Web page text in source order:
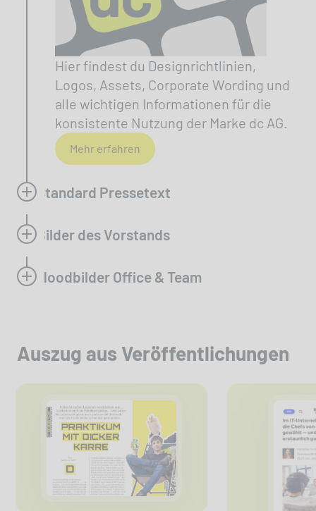
Hier findest du Designrichtlinien,
Logos, Assets, Corporate Wording und
alle wichtigen Informationen für die
konsistente Nutzung der Marke dc AG.
Mehr erfahren
Standard Pressetext
Bilder des Vorstands
Moodbilder Office & Team
Auszug aus Veröffentlichungen